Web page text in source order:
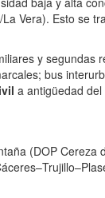
Vera). Esto se
y
bus
a antigüedad
(DOP Cereza